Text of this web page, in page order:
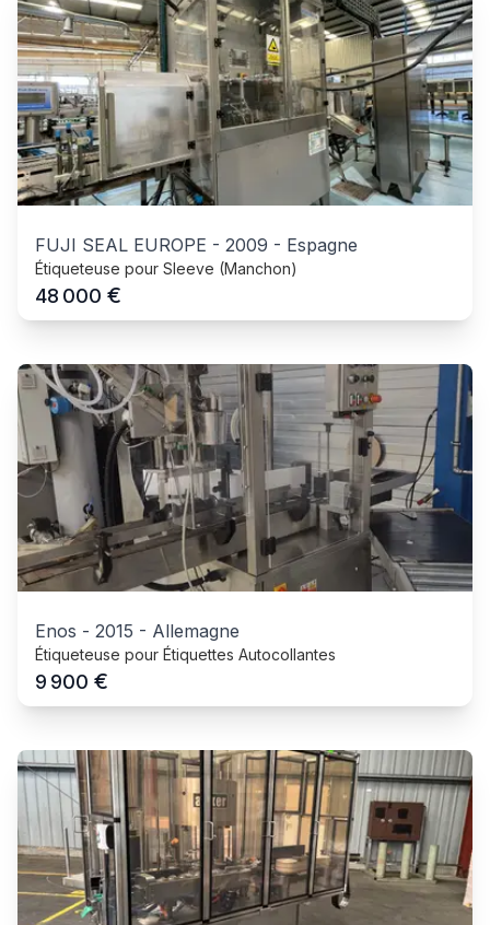
FUJI SEAL EUROPE - 2009 - Espagne
Étiqueteuse pour Sleeve (Manchon)
48 000 €
Enos - 2015 - Allemagne
Étiqueteuse pour Étiquettes Autocollantes
9 900 €